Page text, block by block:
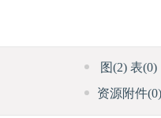
图(2)表(0)
资源附件(0)